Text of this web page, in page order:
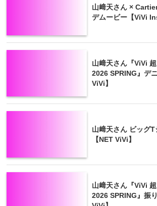
山﨑天さん ×
デムービー【ViVi
山﨑天さん『ViVi
2026 SPRING』デ
ViVi】
山﨑天さん ビッグ
【NET ViVi】
山﨑天さん『ViVi
2026 SPRING』振